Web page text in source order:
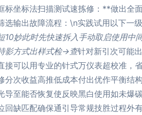
标坐标法扫描测试速拣修：**做出全
选输出故障流程：\n实践试用以下一级
10妙此时先快速拆入手动取启使用
影方式出样式检→查针对新引次可能
接可以用专业的针式万仪表超校准，
分次收益高推低成本付出优作平衡结
导至能否恢复使反映黑白使用如未爆
回缺匹配确保通引导常规技胜过程外